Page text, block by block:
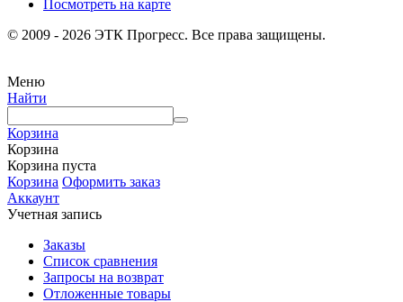
Посмотреть на карте
© 2009 - 2026 ЭТК Прогресс. Все права защищены.
Меню
Найти
Корзина
Корзина
Корзина пуста
Корзина Оформить заказ
Аккаунт
Учетная запись
Заказы
Список сравнения
Запросы на возврат
Отложенные товары